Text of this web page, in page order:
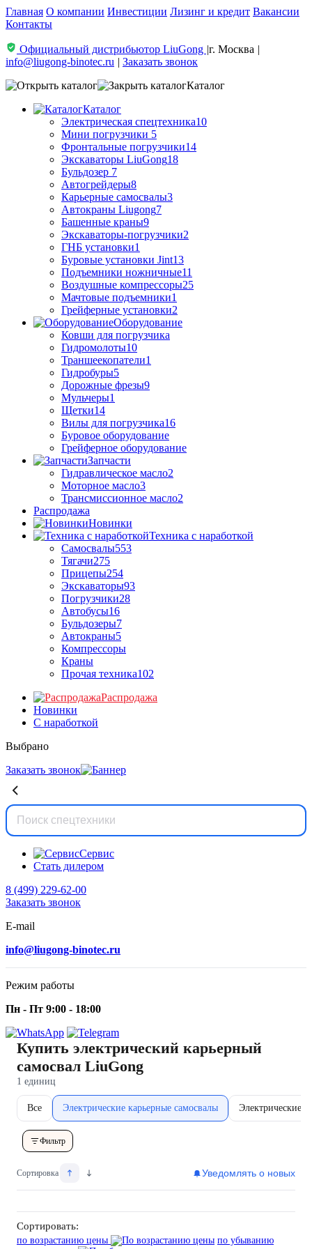
Главная О компании Инвестиции Лизинг и кредит Вакансии
Контакты
Официальный дистрибьютор LiuGong |г. Москва |
info@liugong-binotec.ru | Заказать звонок
Каталог
Каталог
Электрическая спецтехника10
Мини погрузчики 5
Фронтальные погрузчики14
Экскаваторы LiuGong18
Бульдозер 7
Автогрейдеры8
Карьерные самосвалы3
Автокраны Liugong7
Башенные краны9
Экскаваторы-погрузчики2
ГНБ установки1
Буровые установки Jint13
Подъемники ножничные11
Воздушные компрессоры25
Мачтовые подъемники1
Грейферные установки2
Оборудование
Ковши для погрузчика
Гидромолоты10
Траншеекопатели1
Гидробуры5
Дорожные фрезы9
Мульчеры1
Щетки14
Вилы для погрузчика16
Буровое оборудование
Грейферное оборудование
Запчасти
Гидравлическое масло2
Моторное масло3
Трансмиссионное масло2
Распродажа
Новинки
Техника с наработкой
Самосвалы553
Тягачи275
Прицепы254
Экскаваторы93
Погрузчики28
Автобусы16
Бульдозеры7
Автокраны5
Компрессоры
Краны
Прочая техника102
Распродажа
Новинки
С наработкой
Выбрано
Заказать звонок
Сервис
Стать дилером
8 (499) 229-62-00
Заказать звонок
E-mail
info@liugong-binotec.ru
Режим работы
Пн - Пт 9:00 - 18:00
Купить электрический карьерный
самосвал LiuGong
1 единиц
Все Электрические карьерные самосвалы Электрические
Фильтр
Сортировка Уведомлять о новых
Сортировать:
по возрастанию цены
по убыванию